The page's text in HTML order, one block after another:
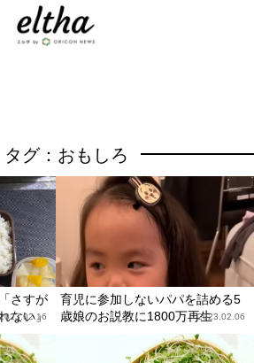
タグ：おもしろ
さすが
ない」
2023.02.16
育児に参加しないパパを詰める5
歳娘のお説教に1800万再生2023.02.06